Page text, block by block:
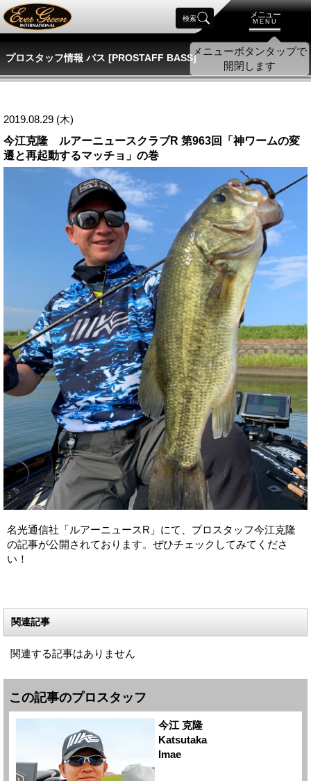
メニュー
MENU
検索
プロスタッフ情報 バス [PROSTAFF BASS]
2019.08.29 (木)
今江克隆 ルアーニュースクラブR 第963回「神ワームの変
遷と再起動するマッチョ」の巻
名光通信社「ルアーニュースR」にて、プロスタッフ今江克隆
の記事が公開されております。ぜひチェックしてみてくださ
い！
関連記事
関連する記事はありません
この記事のプロスタッフ
今江 克隆
Katsutaka
Imae